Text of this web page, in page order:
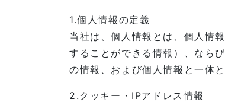
1.個人情報の定義
当社は、個人情報とは、個人情
することができる情報）、なら
の情報、および個人情報と一体
2.クッキー・IPアドレス情報